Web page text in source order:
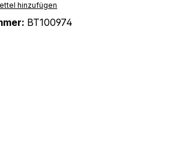
hinzufügen
BT100974